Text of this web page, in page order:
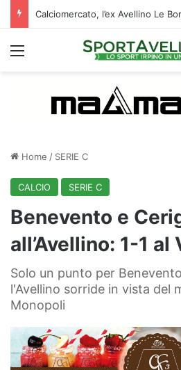
Menu
Home / SERIE C
CALCIO SERIE C
Benevento e
all’Avellino: 1-1
Solo un punto per
l'Avellino sorride in vista del
Monopoli